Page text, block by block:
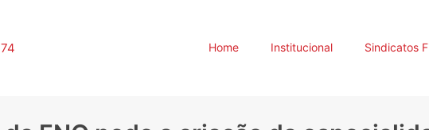
Home Institucional Sindicatos